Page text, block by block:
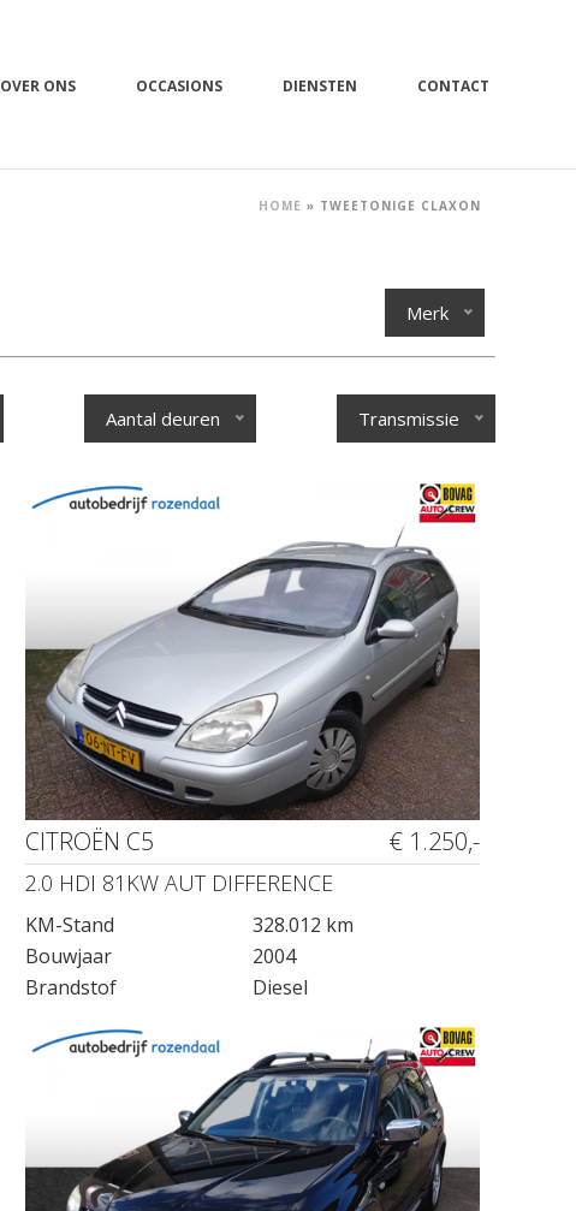
OVER ONS OCCASIONS DIENSTEN CONTACT
HOME » TWEETONIGE CLAXON
Merk
Aantal deuren Transmissie
CITROËN C5 € 1.250,-
2.0 HDI 81KW AUT DIFFERENCE
KM-Stand
328.012 km
Bouwjaar
2004
Brandstof
Diesel